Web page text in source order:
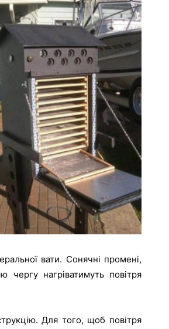
вати. Сонячні промені,
чергу нагріватимуть повітря
Для того, щоб повітря